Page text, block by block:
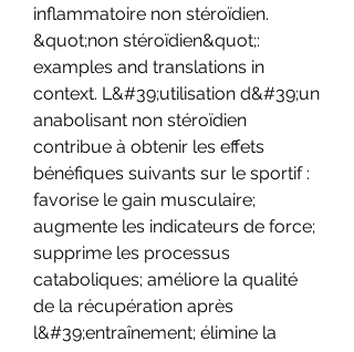
inflammatoire non stéroïdien.
&quot;non stéroïdien&quot;:
examples and translations in
context. L&#39;utilisation d&#39;un
anabolisant non stéroïdien
contribue à obtenir les effets
bénéfiques suivants sur le sportif :
favorise le gain musculaire;
augmente les indicateurs de force;
supprime les processus
cataboliques; améliore la qualité
de la récupération après
l&#39;entraînement; élimine la